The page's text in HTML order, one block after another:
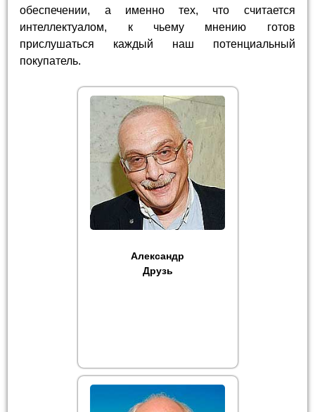
обеспечении, а именно тех, что считается
интеллектуалом, к чьему мнению готов
прислушаться каждый наш потенциальный
покупатель.
Александр
Друзь